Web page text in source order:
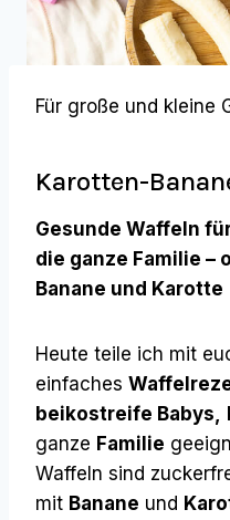
Für große und kleine
Karotten-
Gesunde Waffeln
die ganze Familie –
Banane und Karotte
Heute teile ich mit
einfaches
beikostreife Babys,
ganze Familie
Waffeln sind
mit Banane und